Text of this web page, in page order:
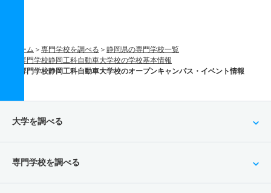
ホーム 専門学校を調べる
静岡県の専門学校一覧
専門学校静岡工科自動車大学校の学校基本情報
専門学校静岡工科自動車大学校のオープンキャンパス・イベント情報
大学を調べる
専門学校を調べる